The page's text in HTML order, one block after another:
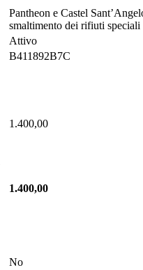
Pantheon e Castel
smaltimento dei rifiuti
Attivo
B411892B7C
1.400,00
1.400,00
No